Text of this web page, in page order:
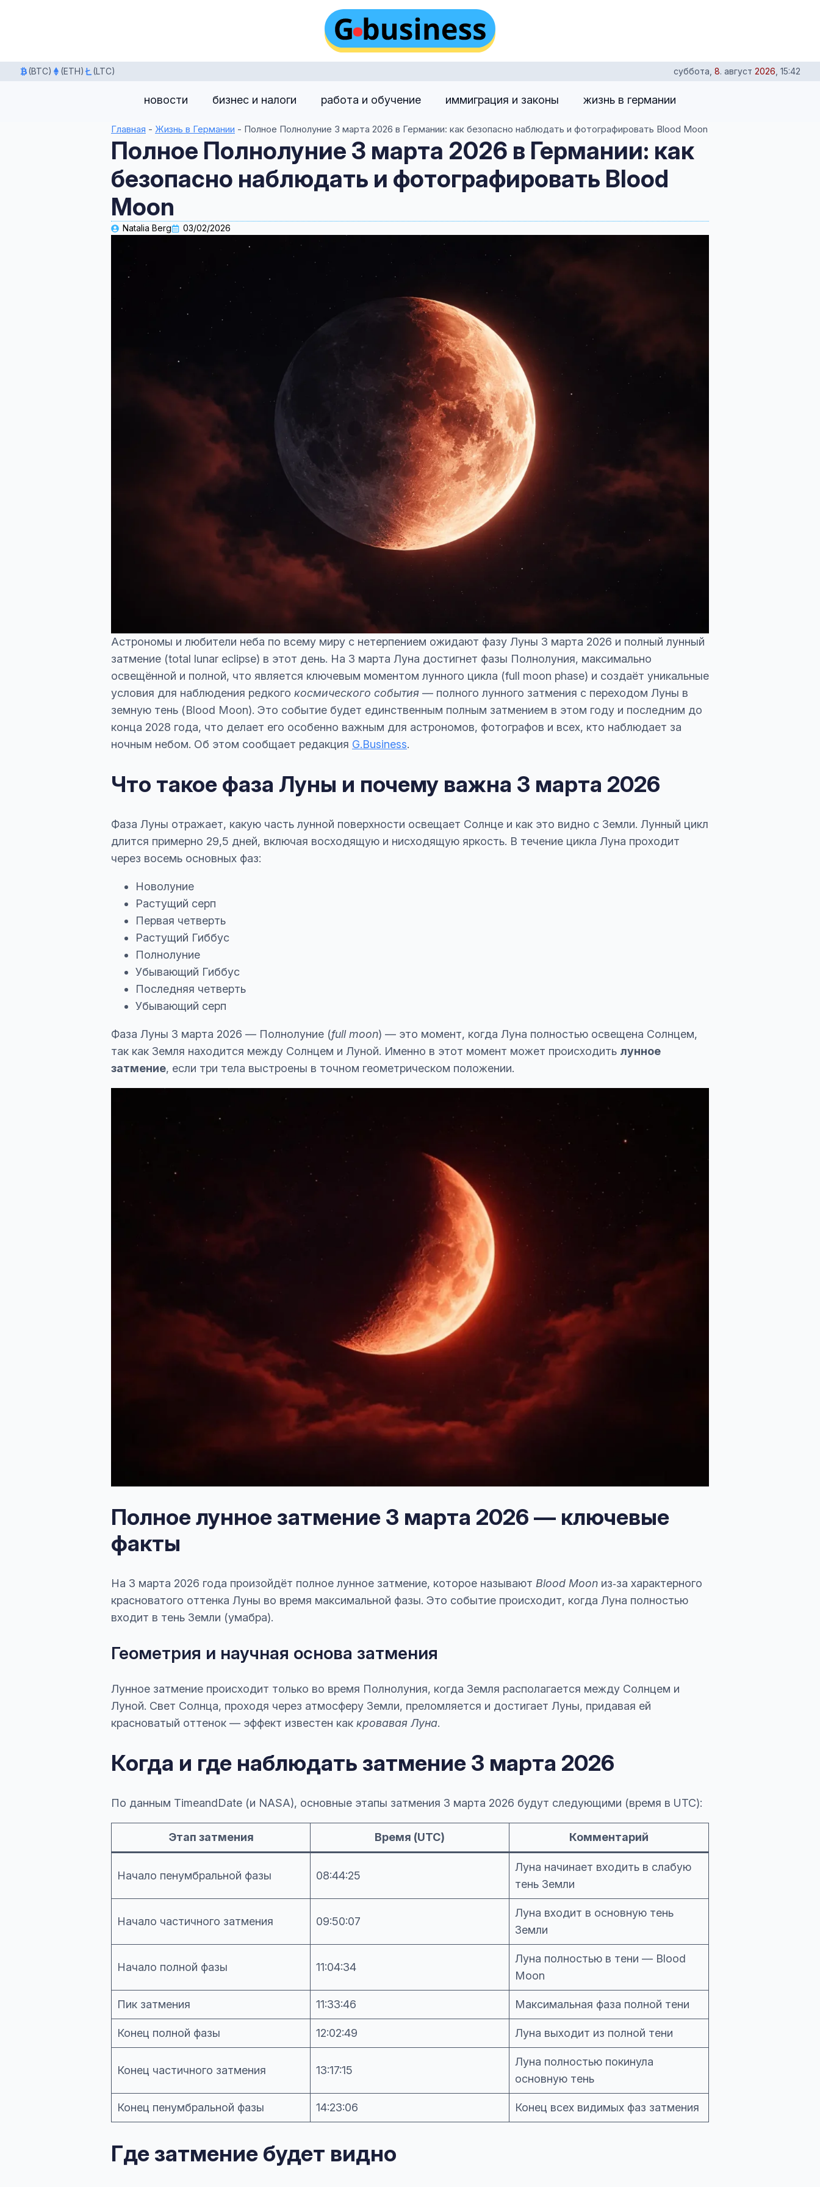
(BTC) (ETH) (LTC) суббота 8. август 2026 15:42
новости бизнес и налоги работа и обучение иммиграция и законы жизнь в германии
Главная - Жизнь в Германии - Полное Полнолуние 3 марта 2026 в Германии: как безопасно наблюдать и фотографировать Blood Moon
Полное Полнолуние 3 марта 2026 в Германии: как
безопасно наблюдать и фотографировать Blood
Moon
Natalia Berg 03/02/2026
Астрономы и любители неба по всему миру с нетерпением ожидают фазу Луны 3 марта 2026 и полный лунный
затмение (total lunar eclipse) в этот день. На 3 марта Луна достигнет фазы Полнолуния, максимально
освещённой и полной, что является ключевым моментом лунного цикла (full moon phase) и создаёт уникальные
условия для наблюдения редкого космического события — полного лунного затмения с переходом Луны в
земную тень (Blood Moon). Это событие будет единственным полным затмением в этом году и последним до
конца 2028 года, что делает его особенно важным для астрономов, фотографов и всех, кто наблюдает за
ночным небом. Об этом сообщает редакция G.Business.
Что такое фаза Луны и почему важна 3 марта 2026
Фаза Луны отражает, какую часть лунной поверхности освещает Солнце и как это видно с Земли. Лунный цикл
длится примерно 29,5 дней, включая восходящую и нисходящую яркость. В течение цикла Луна проходит
через восемь основных фаз:
Новолуние
Растущий серп
Первая четверть
Растущий Гиббус
Полнолуние
Убывающий Гиббус
Последняя четверть
Убывающий серп
Фаза Луны 3 марта 2026 — Полнолуние (full moon) — это момент, когда Луна полностью освещена Солнцем,
так как Земля находится между Солнцем и Луной. Именно в этот момент может происходить лунное
затмение, если три тела выстроены в точном геометрическом положении.
Полное лунное затмение 3 марта 2026 — ключевые
факты
На 3 марта 2026 года произойдёт полное лунное затмение, которое называют Blood Moon из‑за характерного
красноватого оттенка Луны во время максимальной фазы. Это событие происходит, когда Луна полностью
входит в тень Земли (умабра).
Геометрия и научная основа затмения
Лунное затмение происходит только во время Полнолуния, когда Земля располагается между Солнцем и
Луной. Свет Солнца, проходя через атмосферу Земли, преломляется и достигает Луны, придавая ей
красноватый оттенок — эффект известен как кровавая Луна.
Когда и где наблюдать затмение 3 марта 2026
По данным TimeandDate (и NASA), основные этапы затмения 3 марта 2026 будут следующими (время в UTC):
Этап затмения Время (UTC) Комментарий
Начало пенумбральной фазы 08:44:25
Луна начинает входить в слабую
тень Земли
Начало частичного затмения 09:50:07
Луна входит в основную тень
Земли
Начало полной фазы 11:04:34
Луна полностью в тени — Blood
Moon
Пик затмения 11:33:46 Максимальная фаза полной тени
Конец полной фазы 12:02:49 Луна выходит из полной тени
Конец частичного затмения 13:17:15
Луна полностью покинула
основную тень
Конец пенумбральной фазы 14:23:06 Конец всех видимых фаз затмения
Где затмение будет видно